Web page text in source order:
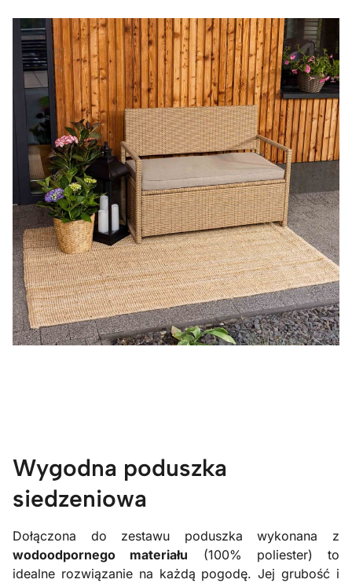
Wygodna poduszka
siedzeniowa
Dołączona do zestawu poduszka wykonana z
wodoodpornego materiału (100% poliester) to
idealne rozwiązanie na każdą pogodę. Jej grubość i